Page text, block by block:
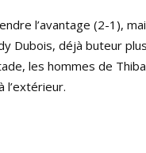
l’avantage (2-1),
Dubois, déjà buteur
les hommes de
l’extérieur.